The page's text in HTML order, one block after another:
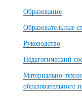
Образование
Образовательные
Руководство
Педагогический
Материально-
образовательного